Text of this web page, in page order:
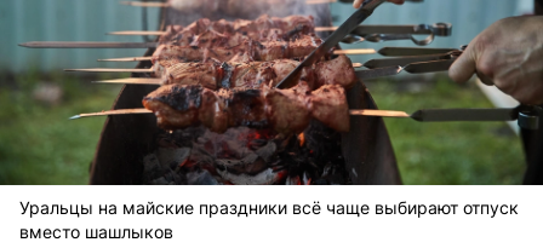
Уральцы на майские праздники всё чаще выбирают отпуск
вместо шашлыков